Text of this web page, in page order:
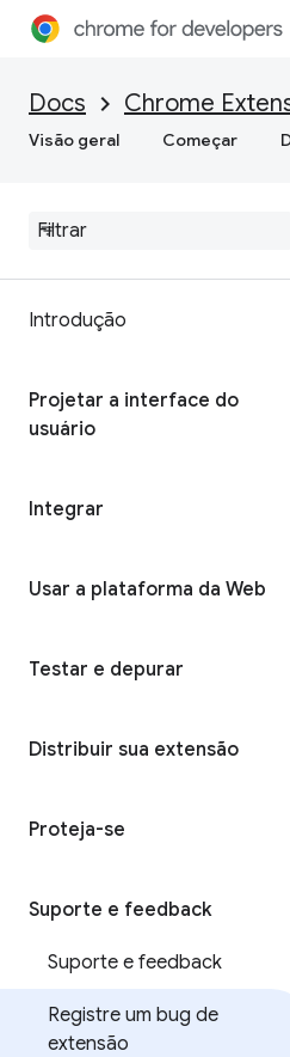
Docs Chrome
Visão geral Começar
Introdução
Projetar a interface do
usuário
Integrar
Usar a plataforma da Web
Testar e depurar
Distribuir sua extensão
Proteja-se
Suporte e feedback
Suporte e feedback
Registre um bug de
extensão